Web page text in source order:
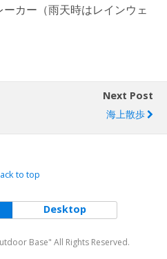
カー（雨天時はレインウェ
Next Post
海上散歩
to top
Desktop
Base" All Rights Reserved.